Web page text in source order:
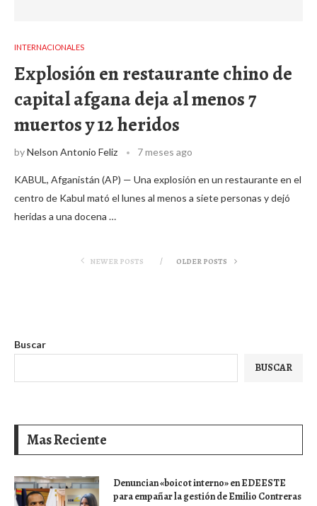
INTERNACIONALES
Explosión en restaurante chino de
capital afgana deja al menos 7
muertos y 12 heridos
byNelson Antonio Feliz 7 meses ago
KABUL, Afganistán (AP) — Una explosión en un restaurante en el
centro de Kabul mató el lunes al menos a siete personas y dejó
heridas a una docena …
NEWER POSTS OLDER POSTS
Buscar
BUSCAR
Mas Reciente
Denuncian «boicot interno» en EDEESTE
para empañar la gestión de Emilio Contreras